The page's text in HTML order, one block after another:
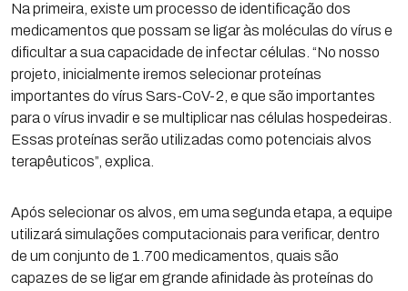
Na primeira, existe um processo de identificação dos
medicamentos que possam se ligar às moléculas do vírus e
dificultar a sua capacidade de infectar células. “No nosso
projeto, inicialmente iremos selecionar proteínas
importantes do vírus Sars-CoV-2, e que são importantes
para o vírus invadir e se multiplicar nas células hospedeiras.
Essas proteínas serão utilizadas como potenciais alvos
terapêuticos”, explica.
Após selecionar os alvos, em uma segunda etapa, a equipe
utilizará simulações computacionais para verificar, dentro
de um conjunto de 1.700 medicamentos, quais são
capazes de se ligar em grande afinidade às proteínas do